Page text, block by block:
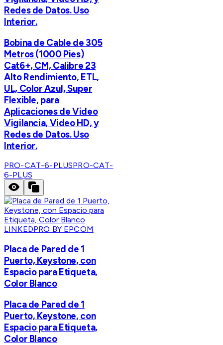
Redes de Datos. Uso
Interior.
Bobina de Cable de 305
Metros (1000 Pies)
Cat6+, CM, Calibre 23
Alto Rendimiento, ETL,
UL, Color Azul, Super
Flexible, para
Aplicaciones de Video
Vigilancia, Video HD, y
Redes de Datos. Uso
Interior.
PRO-CAT-6-PLUSPRO-CAT-
6-PLUS
LINKEDPRO BY EPCOM
Placa de Pared de 1
Puerto, Keystone, con
Espacio para Etiqueta,
Color Blanco
Placa de Pared de 1
Puerto, Keystone, con
Espacio para Etiqueta,
Color Blanco